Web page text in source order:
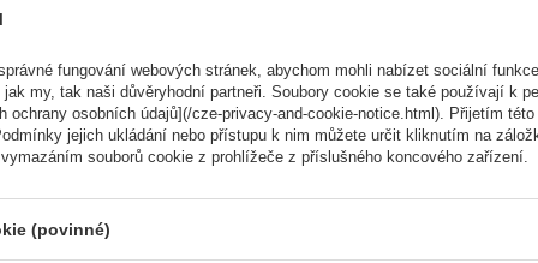
Partner
fungování webových stránek, abychom mohli nabízet sociální
my, tak naši důvěryhodní partneři. Soubory cookie se také používají k
ochrany osobních údajů](/cze-privacy-and-cookie-notice.html). Přijetím
jejich ukládání nebo přístupu k nim můžete určit kliknutím na
souborů cookie z prohlížeče z příslušného koncového zařízení.
(povinné)